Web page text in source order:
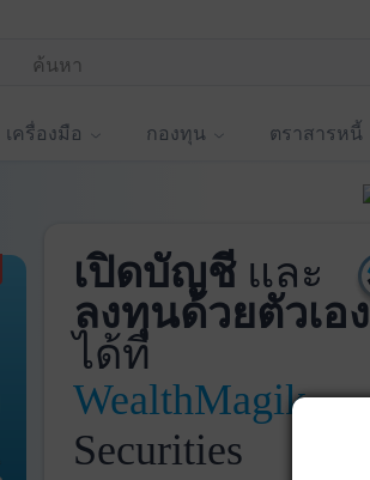
เครื่องมือ กองทุน ตราสารหนี้
เปิดบัญชีและ
ลงทุนด้วยตัวเอง
ได้ที่
WealthMagik
Securities